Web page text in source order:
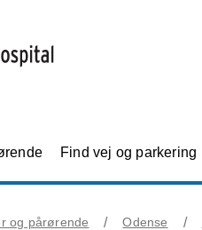
Find vej og parkering
og pårørende Odense